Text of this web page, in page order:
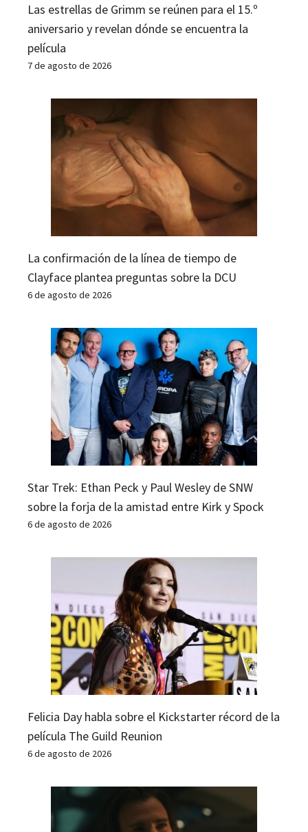
Las estrellas de Grimm se reúnen para el 15.º
aniversario y revelan dónde se encuentra la
película
7 de agosto de 2026
La confirmación de la línea de tiempo de
Clayface plantea preguntas sobre la DCU
6 de agosto de 2026
Star Trek: Ethan Peck y Paul Wesley de SNW
sobre la forja de la amistad entre Kirk y Spock
6 de agosto de 2026
Felicia Day habla sobre el Kickstarter récord de la
película The Guild Reunion
6 de agosto de 2026